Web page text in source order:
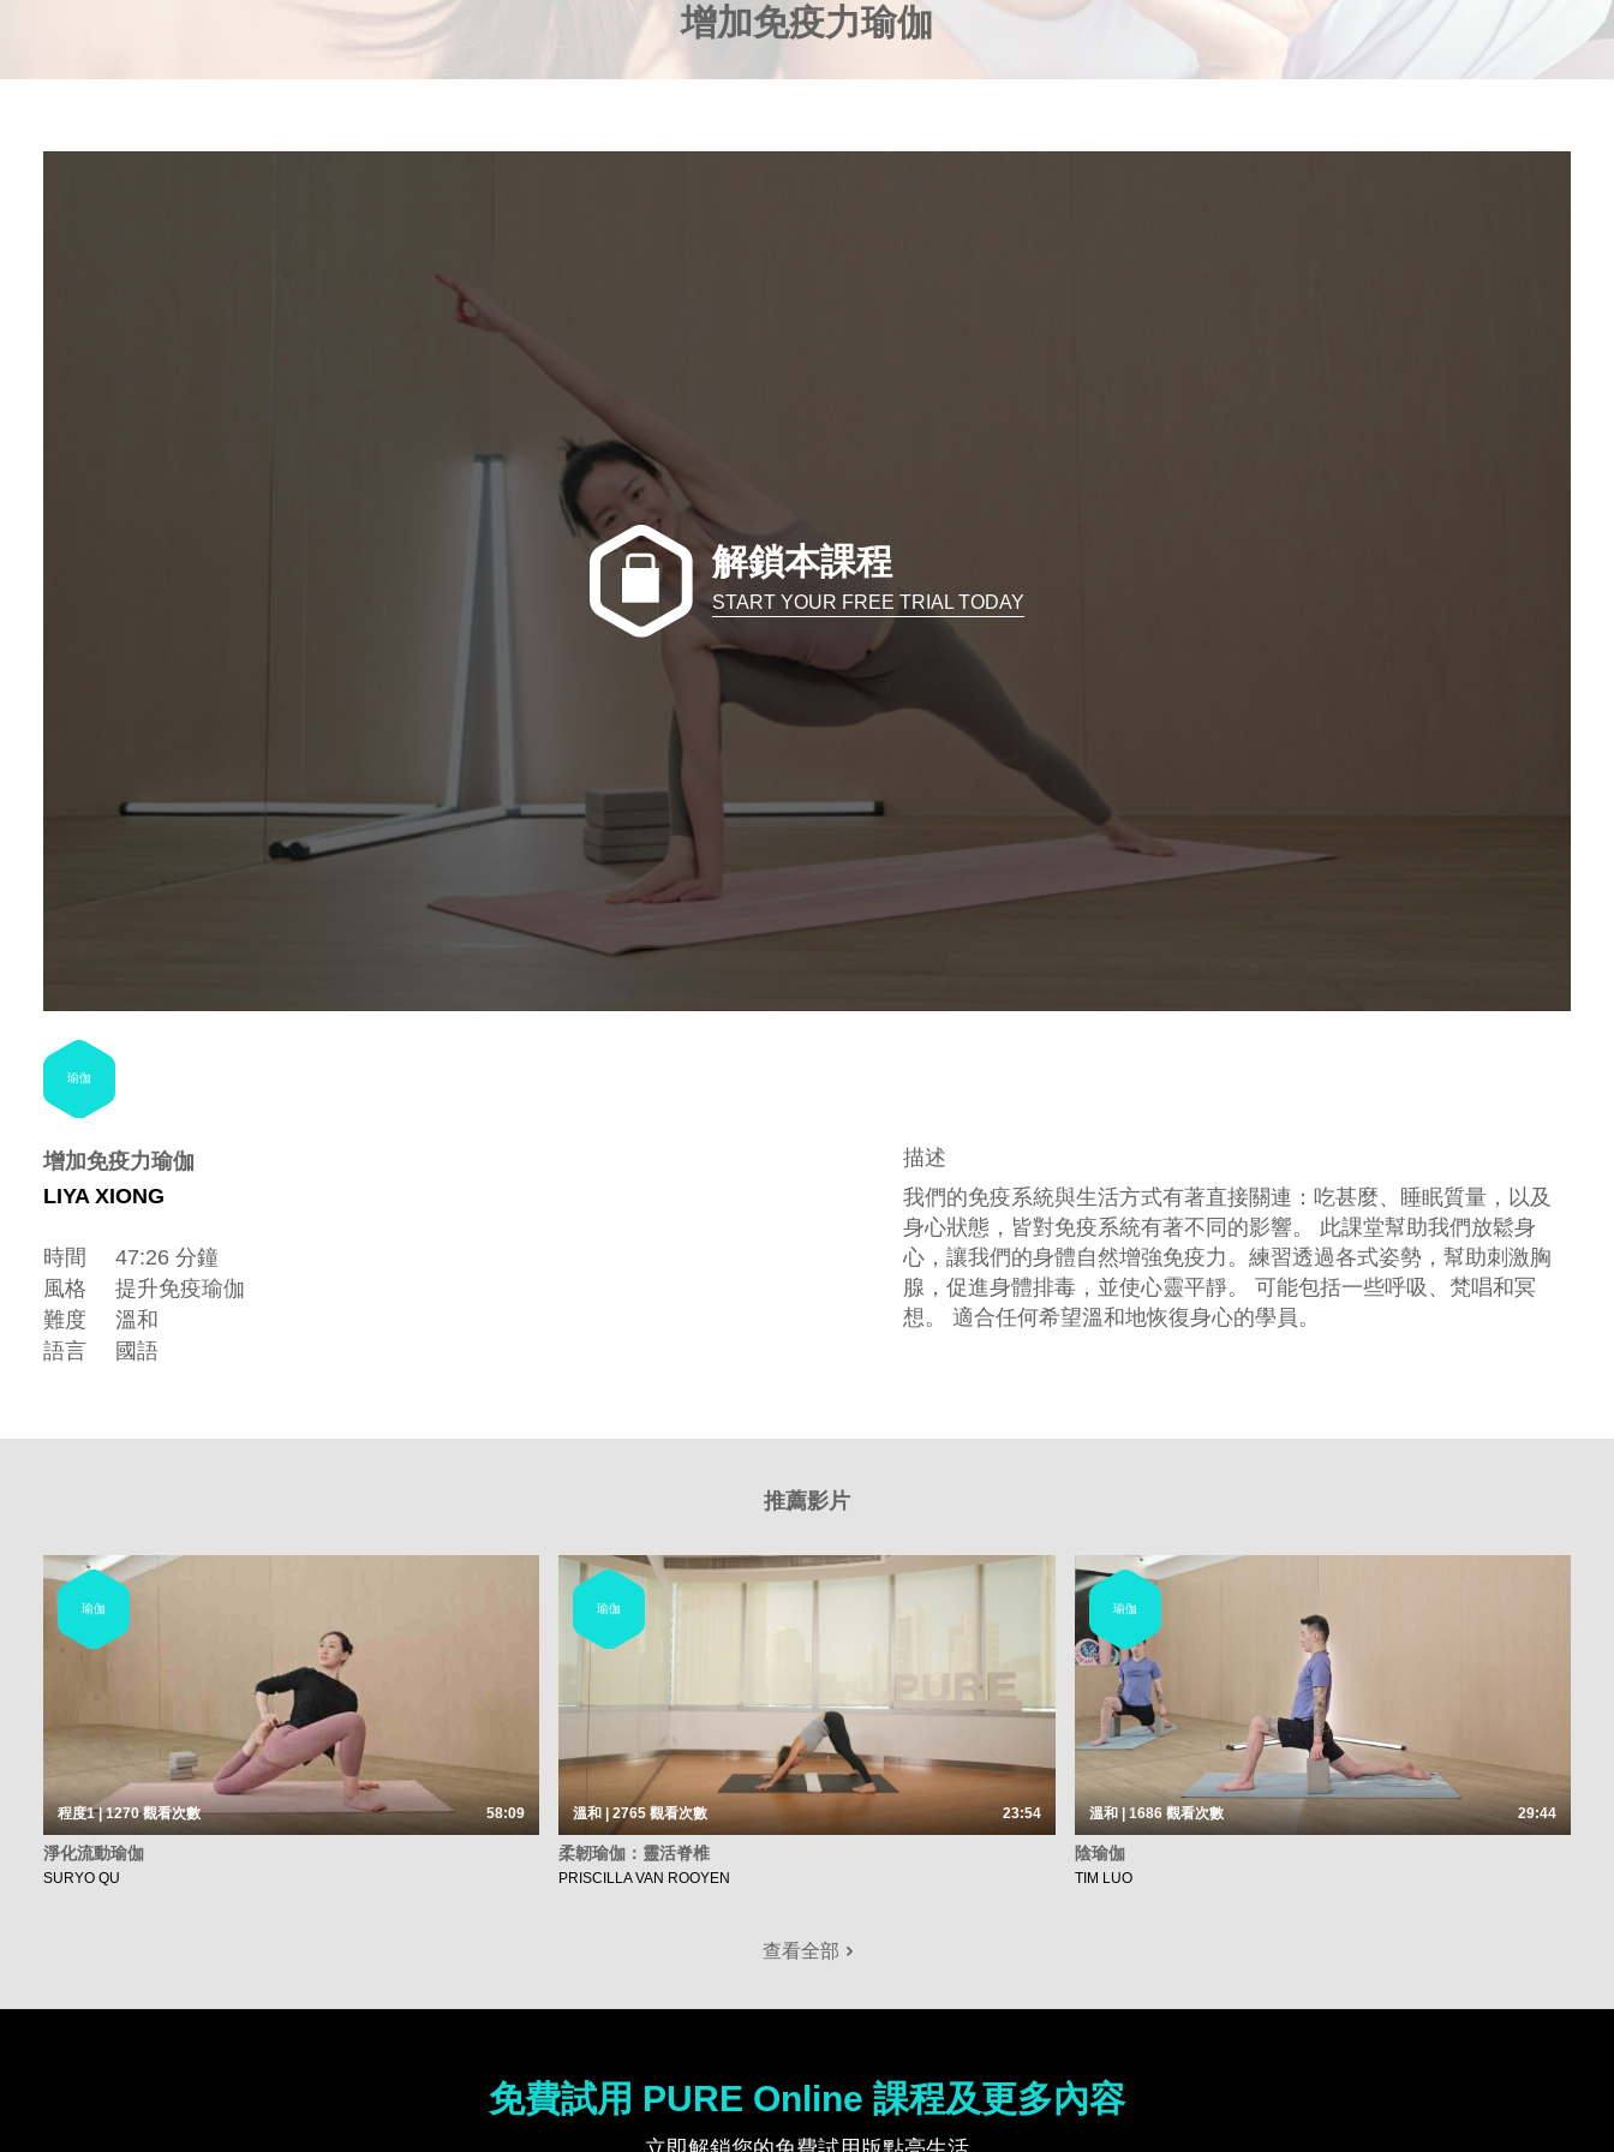
增加免疫力瑜伽
解鎖本課程
START YOUR FREE TRIAL TODAY
瑜伽
增加免疫力瑜伽
LIYA XIONG
時間
47:26 分鐘
風格
提升免疫瑜伽
難度
溫和
語言
國語
描述
我們的免疫系統與生活方式有著直接關連：吃甚麼、睡眠質量，以及
身心狀態，皆對免疫系統有著不同的影響。 此課堂幫助我們放鬆身
心，讓我們的身體自然增強免疫力。練習透過各式姿勢，幫助刺激胸
腺，促進身體排毒，並使心靈平靜。 可能包括一些呼吸、梵唱和冥
想。 適合任何希望溫和地恢復身心的學員。
推薦影片
瑜伽
程度1 | 1270觀看次數 58:09
淨化流動瑜伽
SURYO QU
瑜伽
溫和 | 2765觀看次數 23:54
柔韌瑜伽：靈活脊椎
PRISCILLA VAN ROOYEN
瑜伽
溫和 | 1686 觀看次數 29:44
陰瑜伽
TIM LUO
查看全部
免費試用 PURE Online 課程及更多內容